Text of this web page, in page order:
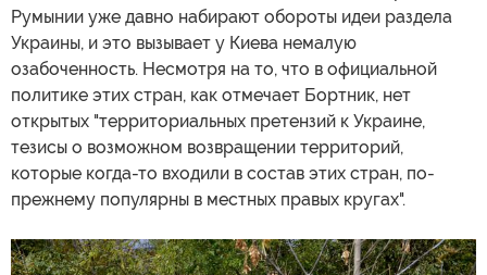
Румынии уже давно набирают обороты идеи раздела
Украины, и это вызывает у Киева немалую
озабоченность. Несмотря на то, что в официальной
политике этих стран, как отмечает Бортник, нет
открытых "территориальных претензий к Украине,
тезисы о возможном возвращении территорий,
которые когда-то входили в состав этих стран, по-
прежнему популярны в местных правых кругах".